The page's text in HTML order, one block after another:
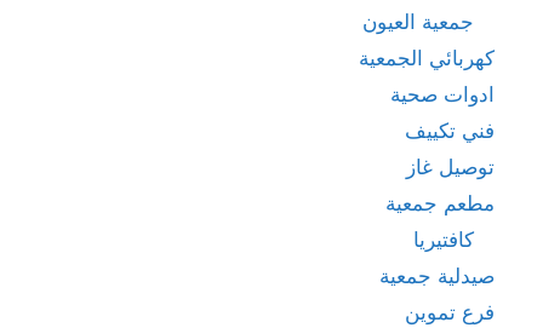
جمعية العيون
كهربائي الجمعية
ادوات صحية
فني تكييف
توصيل غاز
مطعم جمعية
كافتيريا
صيدلية جمعية
فرع تموين